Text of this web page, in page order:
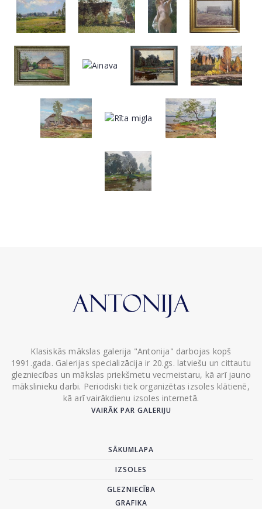
Klasiskās mākslas galerija "Antonija" darbojas kopš
1991.gada. Galerijas specializācija ir 20.gs. latviešu un cittautu
glezniecības un mākslas priekšmetu vecmeistaru, kā arī jauno
mākslinieku darbi. Periodiski tiek organizētas izsoles klātienē,
kā arī vairākdienu izsoles internetā.
VAIRĀK PAR GALERIJU
SĀKUMLAPA
IZSOLES
GLEZNIECĪBA
GRAFIKA